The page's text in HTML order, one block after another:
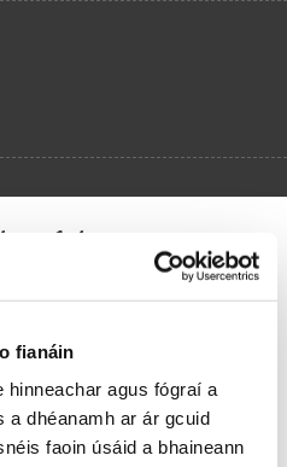
fianáin
hinneachar agus fógraí a
a dhéanamh ar ár gcuid
faoin úsáid a bhaineann
is Tadhg istigh sa tseana-
ag déanamh an mhargaidh
sé go ndíolfadh aisti an t-